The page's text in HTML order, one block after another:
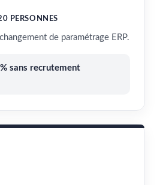
PERSONNES
de paramétrage ERP.
sans recrutement